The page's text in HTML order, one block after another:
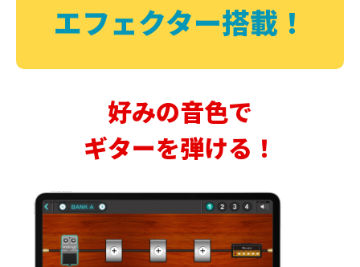
エフェクター搭載！
好みの音色で
ギターを弾ける！